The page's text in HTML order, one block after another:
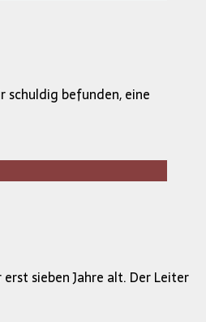
schuldig befunden, eine
sieben Jahre alt. Der Leiter